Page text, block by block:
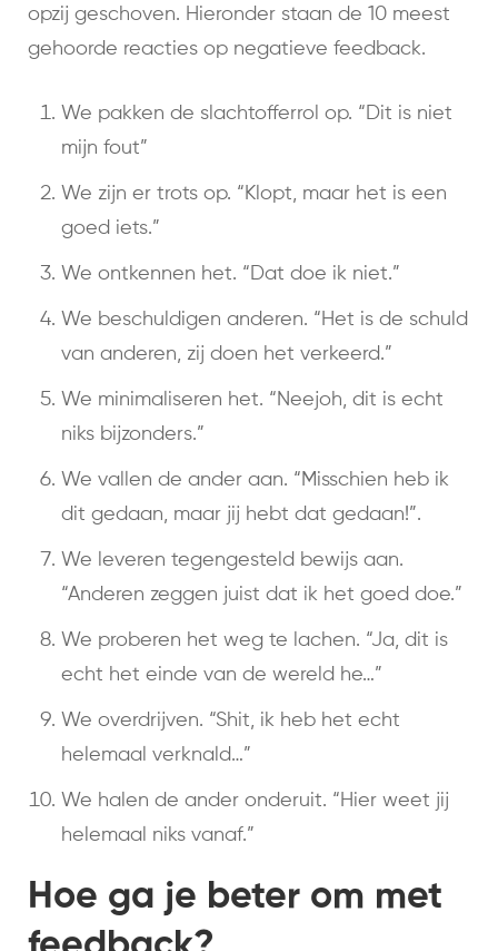
opzij geschoven. Hieronder staan de 10 meest
gehoorde reacties op negatieve feedback.
We pakken de slachtofferrol op. “Dit is niet
mijn fout”
We zijn er trots op. “Klopt, maar het is een
goed iets.”
We ontkennen het. “Dat doe ik niet.”
We beschuldigen anderen. “Het is de schuld
van anderen, zij doen het verkeerd.”
We minimaliseren het. “Neejoh, dit is echt
niks bijzonders.”
We vallen de ander aan. “Misschien heb ik
dit gedaan, maar jij hebt dat gedaan!”.
We leveren tegengesteld bewijs aan.
“Anderen zeggen juist dat ik het goed doe.”
We proberen het weg te lachen. “Ja, dit is
echt het einde van de wereld he…”
We overdrijven. “Shit, ik heb het echt
helemaal verknald…”
We halen de ander onderuit. “Hier weet jij
helemaal niks vanaf.”
Hoe ga je beter om met